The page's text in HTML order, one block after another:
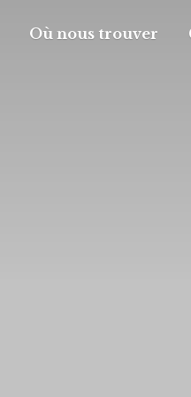
Où nous trouver